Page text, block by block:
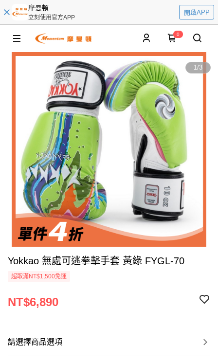
摩曼頓
立刻使用官方APP
開啟APP
0
1/3
Yokkao 無處可逃拳擊手套 黃綠 FYGL-70
超取滿NT$1,500免運
NT$6,890
請選擇商品選項